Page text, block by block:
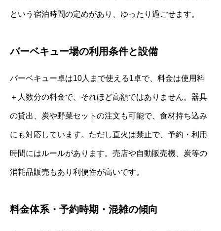
という宿泊時間の定めがあり、ゆったり過ごせます。
バーベキュー場の利用条件と設備
バーベキュー卓は10人まで使える1卓で、料金は使用料
＋人数分の料金で、それほど高額ではありません。器具
の貸出、炭や野菜セットの注文も可能で、食材持ち込み
にも対応しています。ただし直火は禁止で、予約・利用
時間にはルールがあります。売店や自動販売機、炭等の
消耗品販売もあり利便性が高いです。
料金体系・予約時期・混雑の傾向